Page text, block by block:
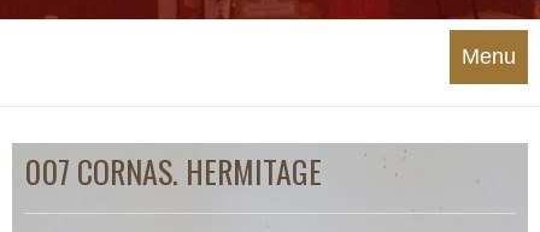
Menu
007 CORNAS. HERMITAGE